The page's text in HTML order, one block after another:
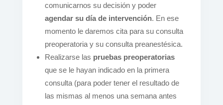
comunicarnos su decisión y poder
agendar su día de intervención. En ese
momento le daremos cita para su consulta
preoperatoria y su consulta preanestésica.
Realizarse las pruebas preoperatorias
que se le hayan indicado en la primera
consulta (para poder tener el resultado de
las mismas al menos una semana antes